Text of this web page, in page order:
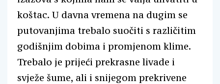
koštac. U davna vremena na dugim se
putovanjima trebalo suočiti s različitim
godišnjim dobima i promjenom klime.
Trebalo je prijeći prekrasne livade i
svježe šume, ali i snijegom prekrivene